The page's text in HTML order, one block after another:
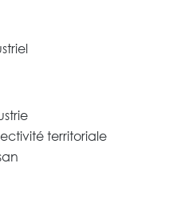
territoriale